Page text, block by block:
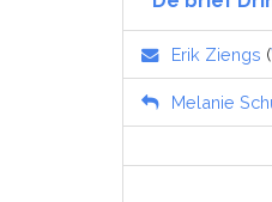
Erik Ziengs (
Melanie